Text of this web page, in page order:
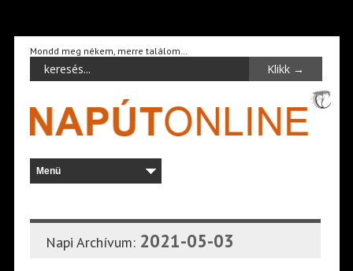
Mondd meg nékem, merre találom…
Napi Archívum: 2021-05-03